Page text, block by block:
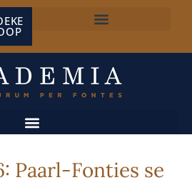
Paarl-Fonties se